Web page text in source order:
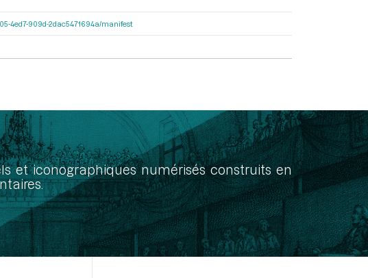
4ed7-909d-2dac5471694a/manifest
et iconographiques numérisés construits en